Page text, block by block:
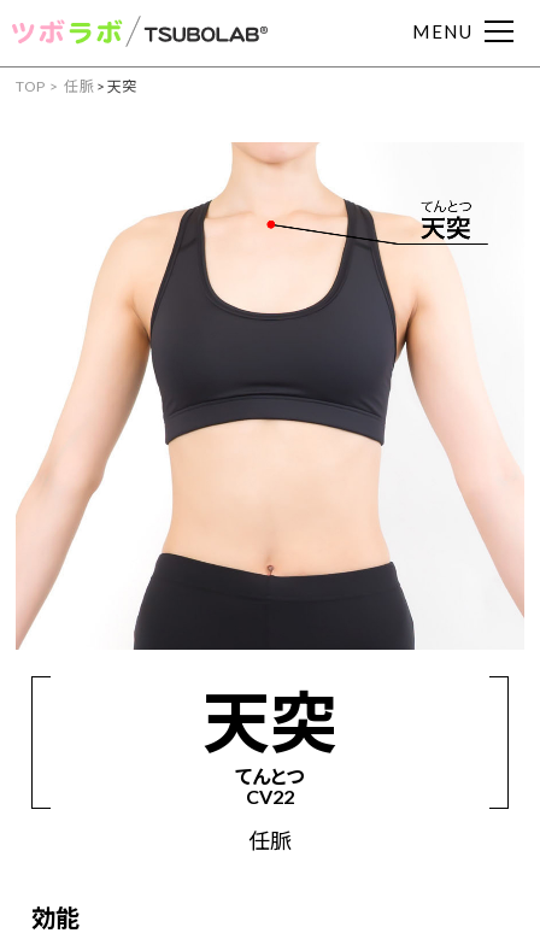
症状からツボを見つける
腰痛 眼精疲労
吐き気
便秘 耳鳴り めまい 冷え症
動悸
イライラ
不眠 不安 月経痛 胃痛 胃腸
部位からツボを見つける
手・腕のツボ 足のツボ
頭・首のツボ
お腹・胸のツボ
経絡からツボを見つける
手の陽明大腸経
手の少陰心経
足の少陰腎経
足の少陽胆経
MENU
TOP 任脈> 天突
天突
てんとつ
CV22
任脈
効能